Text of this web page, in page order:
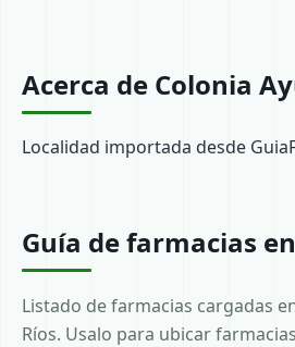
Acerca de Colonia
Localidad importada desde
Guía de farmacias
Listado de farmacias cargadas
Ríos. Usalo para ubicar